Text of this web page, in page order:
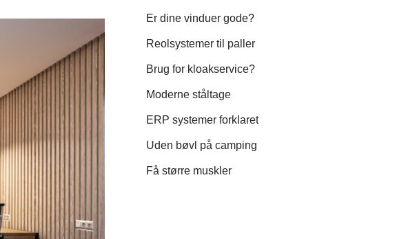
Er dine vinduer gode?
Reolsystemer til paller
Brug for kloakservice?
Moderne ståltage
ERP systemer forklaret
Uden bøvl på camping
Få større muskler